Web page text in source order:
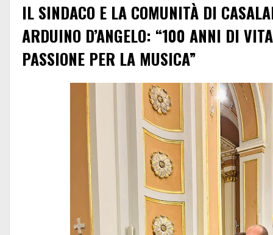
IL SINDACO E LA COMUNITÀ DI
ARDUINO D’ANGELO: “100 ANNI DI
PASSIONE PER LA MUSICA”